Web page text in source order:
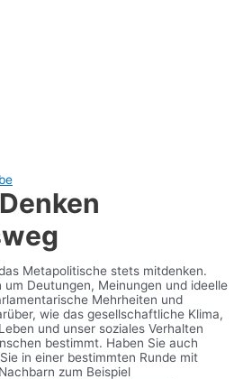
Metapolitische stets mitdenken.
um Deutungen, Meinungen und ideelle
Mehrheiten und
wie das gesellschaftliche Klima,
und unser soziales Verhalten
bestimmt. Haben Sie auch
in einer bestimmten Runde mit
zum Beispiel